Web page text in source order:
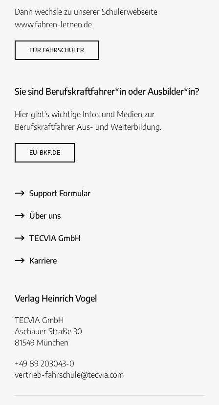
Dann wechsle zu unserer Schülerwebseite
www.fahren-lernen.de
FÜR FAHRSCHÜLER
Sie sind Berufskraftfahrer*in oder Ausbilder*in?
Hier gibt’s wichtige Infos und Medien zur
Berufskraftfahrer Aus- und Weiterbildung.
EU-BKF.DE
Support Formular
Über uns
TECVIA GmbH
Karriere
Verlag Heinrich Vogel
TECVIA GmbH
Aschauer Straße 30
81549 München
+49 89 203043-0
vertrieb-fahrschule@tecvia.com